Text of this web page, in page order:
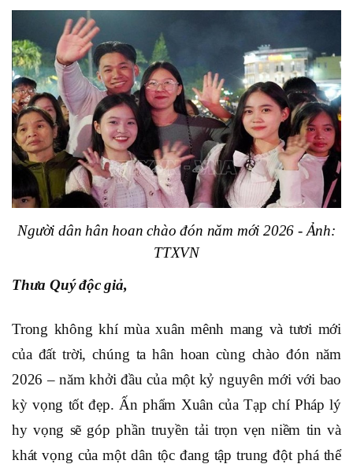
Người dân hân hoan chào đón năm mới 2026 - Ảnh:
TTXVN
Thưa Quý độc giả,
Trong không khí mùa xuân mênh mang và tươi mới
của đất trời, chúng ta hân hoan cùng chào đón năm
2026 – năm khởi đầu của một kỷ nguyên mới với bao
kỳ vọng tốt đẹp. Ấn phẩm Xuân của Tạp chí Pháp lý
hy vọng sẽ góp phần truyền tải trọn vẹn niềm tin và
khát vọng của một dân tộc đang tập trung đột phá thể